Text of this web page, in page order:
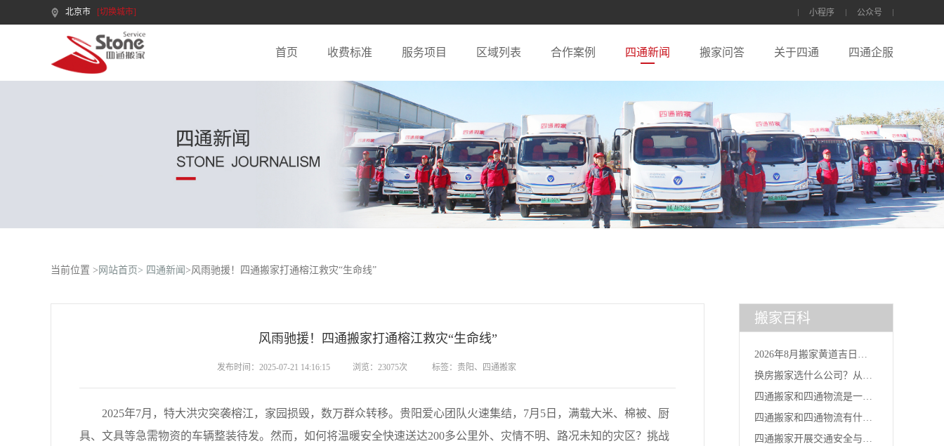
北京市 [切换城市] 小程序 公众号
首页 收费标准 服务项目 区域列表 合作案例 四通新闻 搬家问答 关于四通 四通企服
当前位置 > 网站首页> 四通新闻 >风雨驰援！四通搬家打通榕江救灾“生命线”
风雨驰援！四通搬家打通榕江救灾“生命线”
发布时间：2025-07-21 14:16:15 浏览：23075次 标签：贵阳、四通搬家
2025年7月，特大洪灾突袭榕江，家园损毁，数万群众转移。贵阳爱心团队火速集结，7月5日，满载大米、棉被、厨
具、文具等急需物资的车辆整装待发。然而，如何将温暖安全快速送达200多公里外、灾情不明、路况未知的灾区？挑战
搬家百科
2026年8月搬家黄道吉日一
换房搬家选什么公司？从台
四通搬家和四通物流是一家
四通搬家和四通物流有什么
四通搬家开展交通安全与行